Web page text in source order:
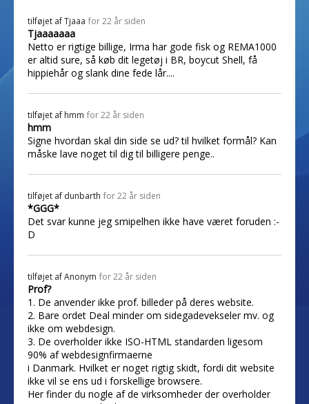
tilføjet afTjaaa for 22 år siden
Tjaaaaaaa
Netto er rigtige billige, Irma har gode fisk og REMA1000
er altid sure, så køb dit legetøj i BR, boycut Shell, få
hippiehår og slank dine fede lår....
tilføjet af hmm for 22 år siden
hmm
Signe hvordan skal din side se ud? til hvilket formål? Kan
måske lave noget til dig til billigere penge..
tilføjet af dunbarth for 22 år siden
*GGG*
Det svar kunne jeg smipelhen ikke have været foruden :-
D
tilføjet afAnonym for 22 år siden
Prof?
1. De anvender ikke prof. billeder på deres website.
2. Bare ordet Deal minder om sidegadevekseler mv. og
ikke om webdesign.
3. De overholder ikke ISO-HTML standarden ligesom
90% af webdesignfirmaerne
i Danmark. Hvilket er noget rigtig skidt, fordi dit website
ikke vil se ens ud i forskellige browsere.
Her finder du nogle af de virksomheder der overholder